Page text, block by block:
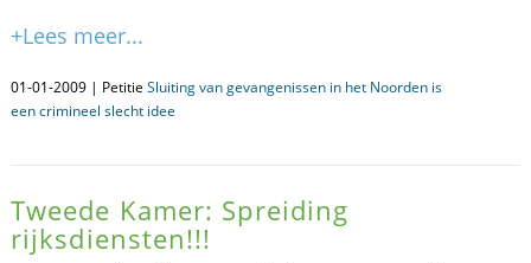
+Lees meer...
01-01-2009 | Petitie Sluiting van gevangenissen in het Noorden is
een crimineel slecht idee
Tweede Kamer: Spreiding
rijksdiensten!!!